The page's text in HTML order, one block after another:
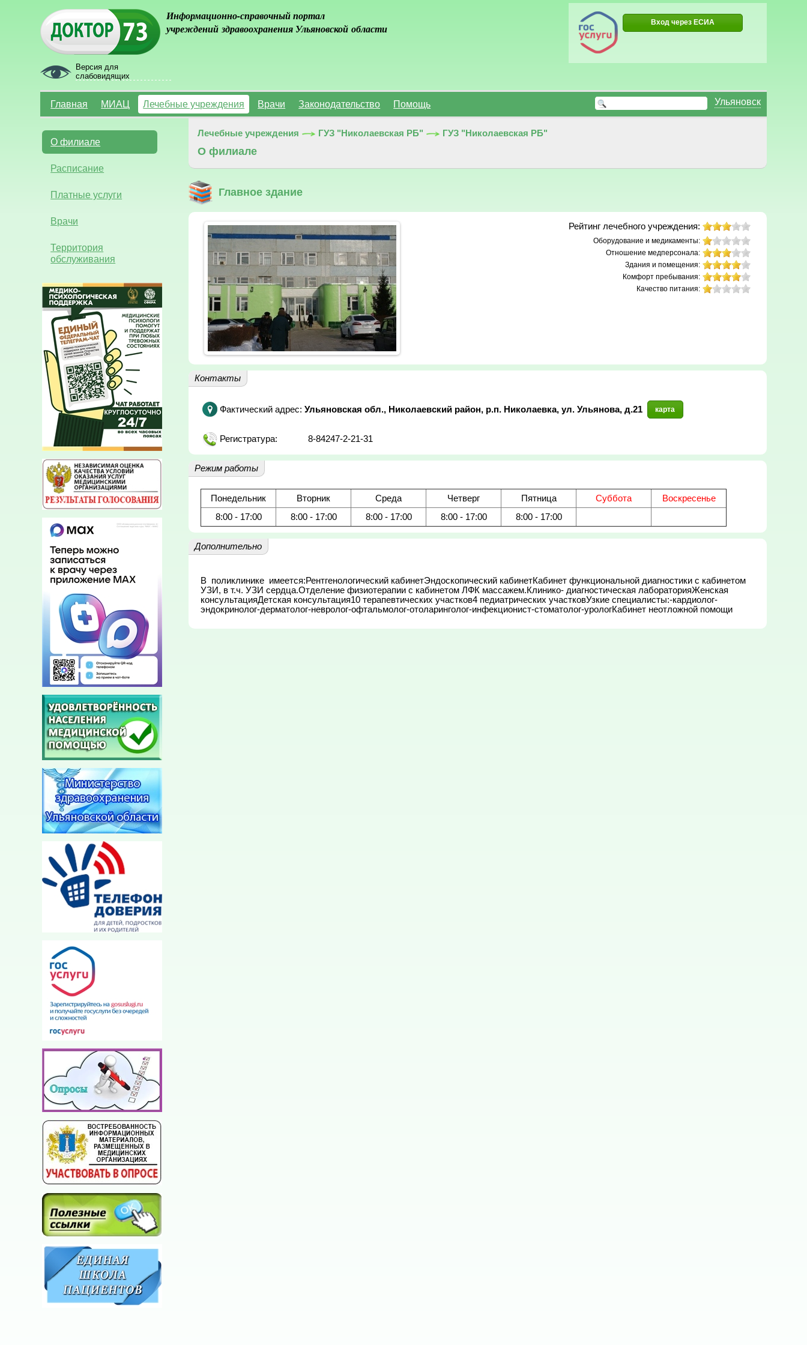
Версия для
слабовидящих
Информационно-справочный портал
учреждений здравоохранения Ульяновской области
Вход через ЕСИА
Ульяновск
Главная МИАЦ Лечебные учреждения Врачи Законодательство Помощь
О филиале
Расписание
Платные услуги
Врачи
Территория
обслуживания
Лечебные учреждения ГУЗ "Николаевская РБ" ГУЗ "Николаевская РБ"
О филиале
Главное здание
Рейтинг лечебного учреждения:
Оборудование и медикаменты:
Отношение медперсонала:
Здания и помещения:
Комфорт пребывания:
Качество питания:
Контакты
Фактический адрес: Ульяновская обл., Николаевский район, р.п. Николаевка, ул. Ульянова, д.21 карта
Регистратура: 8-84247-2-21-31
Режим работы
Понедельник Вторник Среда Четверг Пятница Суббота
Воскресенье
8:00 - 17:00
8:00 - 17:00 8:00 - 17:00 8:00 - 17:00 8:00 - 17:00
Дополнительно
В  поликлинике  имеется:Рентгенологический кабинетЭндоскопический кабинетКабинет функциональной диагностики с кабинетом
УЗИ, в т.ч. УЗИ сердца.Отделение физиотерапии с кабинетом ЛФК массажем.Клинико- диагностическая лабораторияЖенская
консультацияДетская консультация10 терапевтических участков4 педиатрических участковУзкие специалисты:-кардиолог-
эндокринолог-дерматолог-невролог-офтальмолог-отоларинголог-инфекционист-стоматолог-урологКабинет неотложной помощи